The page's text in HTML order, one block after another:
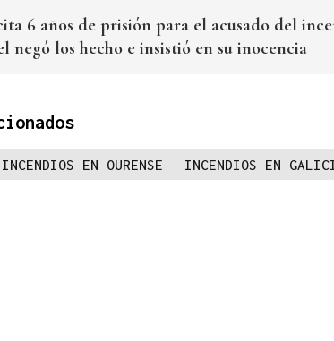
6 años de prisión para el acusado del
negó los hecho e insistió en su inocencia
INCENDIOS EN OURENSE INCENDIOS EN